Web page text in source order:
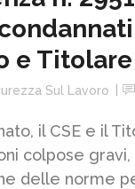
e
Sul Lavoro
il CSE e il
colpose
delle norme